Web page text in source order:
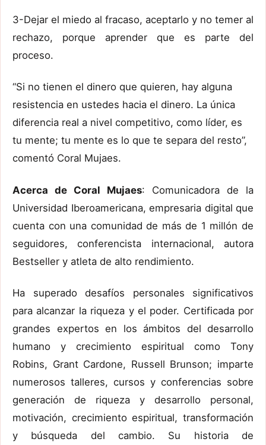
3-Dejar el miedo al fracaso, aceptarlo y no temer al
rechazo, porque aprender que es parte del
proceso.
“Si no tienen el dinero que quieren, hay alguna
resistencia en ustedes hacia el dinero. La única
diferencia real a nivel competitivo, como líder, es
tu mente; tu mente es lo que te separa del resto”,
comentó Coral Mujaes.
Acerca de Coral Mujaes: Comunicadora de la
Universidad Iberoamericana, empresaria digital que
cuenta con una comunidad de más de 1 millón de
seguidores, conferencista internacional, autora
Bestseller y atleta de alto rendimiento.
Ha superado desafíos personales significativos
para alcanzar la riqueza y el poder. Certificada por
grandes expertos en los ámbitos del desarrollo
humano y crecimiento espiritual como Tony
Robins, Grant Cardone, Russell Brunson; imparte
numerosos talleres, cursos y conferencias sobre
generación de riqueza y desarrollo personal,
motivación, crecimiento espiritual, transformación
y búsqueda del cambio. Su historia de